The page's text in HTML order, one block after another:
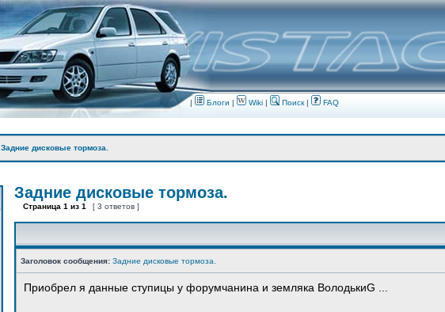
| Блоги | Wiki | Поиск| FAQ
Задние дисковые тормоза.
Задние дисковые тормоза.
Страница 1 из 1 [ 3 ответов ]
Заголовок сообщения: Задние дисковые тормоза.
Приобрел я данные ступицы у форумчанина и земляка ВолодькиG ...